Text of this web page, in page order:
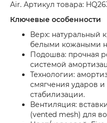
Air. Артикул товара:
Ключевые особенности
Верх: натуральный
белыми кожаными
Подошва: прочная
системой
Технологии:
смягчения ударов
стабилизации.
Вентиляция:
(vented mesh) для